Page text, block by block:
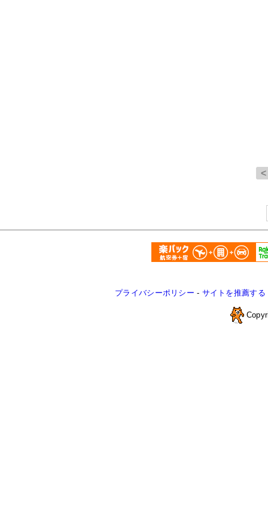
プライバシーポリシー - サイトを推薦する